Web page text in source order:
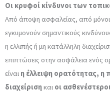
Οι κρυφοί κίνδυνοι των
Από άποψη ασφαλείας, από μόνοι
εγκυμονούν σημαντικούς
η ελλιπής ή μη κατάλληλη
επιπτώσεις στην ασφάλεια ενός
είναι η έλλειψη ορατότητας, η
διαχείρισηκαι οι